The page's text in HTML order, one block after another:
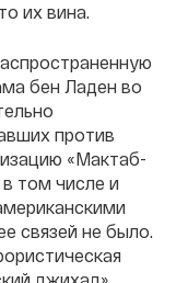
их вина.
бен Ладен во
против
«Мактаб-
том числе и
связей не было.